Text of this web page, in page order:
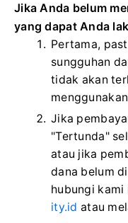
Jika Anda belum
yang dapat Anda
Pertama,
sungguhan
tidak akan
Jika
"Tertunda"
atau jika
dana belum
hubungi kami
ity.id atau